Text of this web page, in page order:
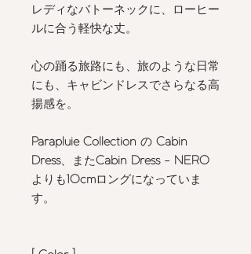
レディなバトーネックに、ローヒー
ルに合う軽快な丈。
心の踊る旅路にも、旅のような日常
にも、キャビンドレスでさらなる高
揚感を。
Parapluie Collection の Cabin
Dress、またCabin Dress - NERO
よりも10cmロングになっていま
す。